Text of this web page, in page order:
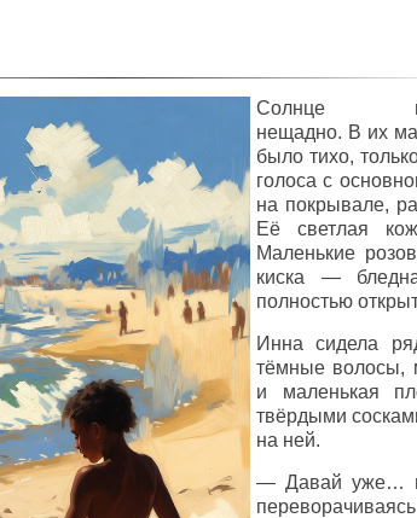
Солнце
нещадно. В их
было тихо,
голоса с
на покрывале,
Её светлая
Маленькие
киска —
полностью
Инна сидела
тёмные волосы,
и маленькая
твёрдыми
на ней.
— Давай уже…